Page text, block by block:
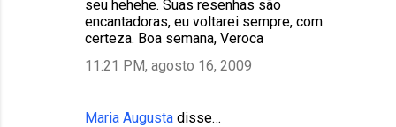
seu hehehe. Suas resenhas são
encantadoras, eu voltarei sempre, com
certeza. Boa semana, Veroca
11:21 PM, agosto 16, 2009
Maria Augusta disse…